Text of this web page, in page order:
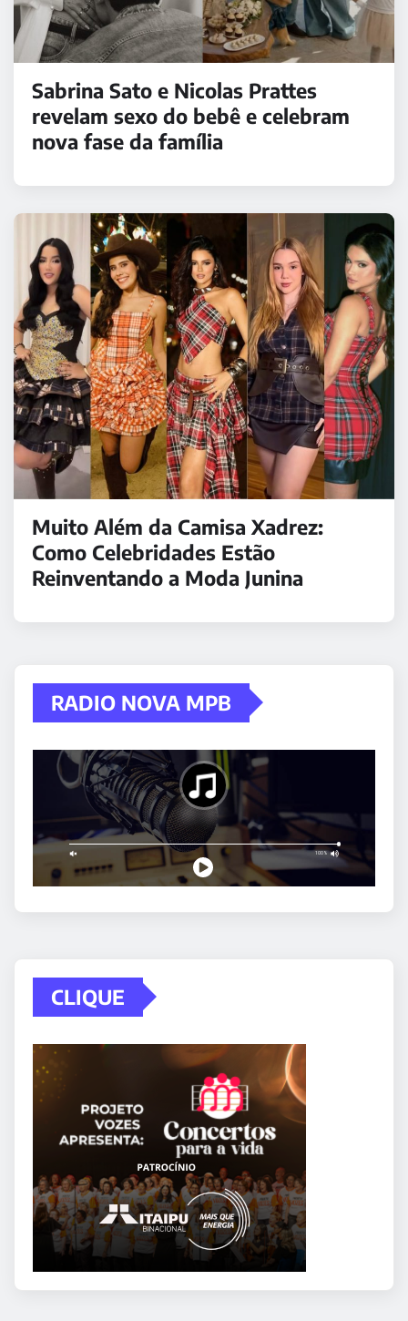
Sabrina Sato e Nicolas Prattes
revelam sexo do bebê e celebram
nova fase da família
Muito Além da Camisa Xadrez:
Como Celebridades Estão
Reinventando a Moda Junina
RADIO NOVA MPB
CLIQUE